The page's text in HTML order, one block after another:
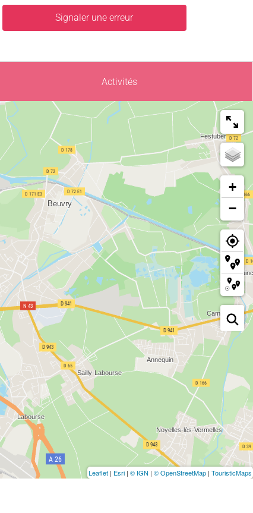
Signaler une erreur
Activités
+
−
Leaflet | Esri | © IGN | © OpenStreetMap | TouristicMaps